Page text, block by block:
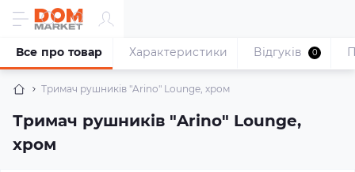
Тримач рушників "Arino" Lounge, хром
Тримач рушників "Arino" Lounge,
хром
Все про товар Характеристики Відгуків 0